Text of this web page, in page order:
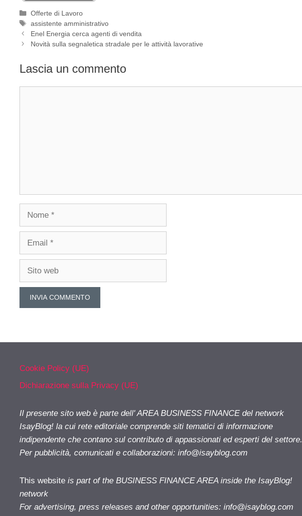
Categorie
Offerte di Lavoro
Tag
assistente amministrativo
Enel Energia cerca agenti di vendita
Novità sulla segnaletica stradale per le attività lavorative
Lascia un commento
Cookie Policy (UE)
Dichiarazione sulla Privacy (UE)
Il presente sito web è parte dell' AREA BUSINESS FINANCE del network
IsayBlog! la cui rete editoriale comprende siti tematici di informazione
indipendente che contano sul contributo di appassionati ed esperti del settore.
Per pubblicità, comunicati e collaborazioni: info@isayblog.com
This website is part of the BUSINESS FINANCE AREA inside the IsayBlog!
network
For advertising, press releases and other opportunities: info@isayblog.com